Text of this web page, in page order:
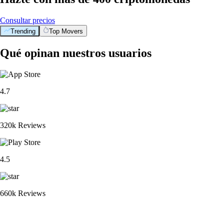
Consultar precios
Trending Top Movers
Qué opinan nuestros usuarios
4.7
320k Reviews
4.5
660k Reviews